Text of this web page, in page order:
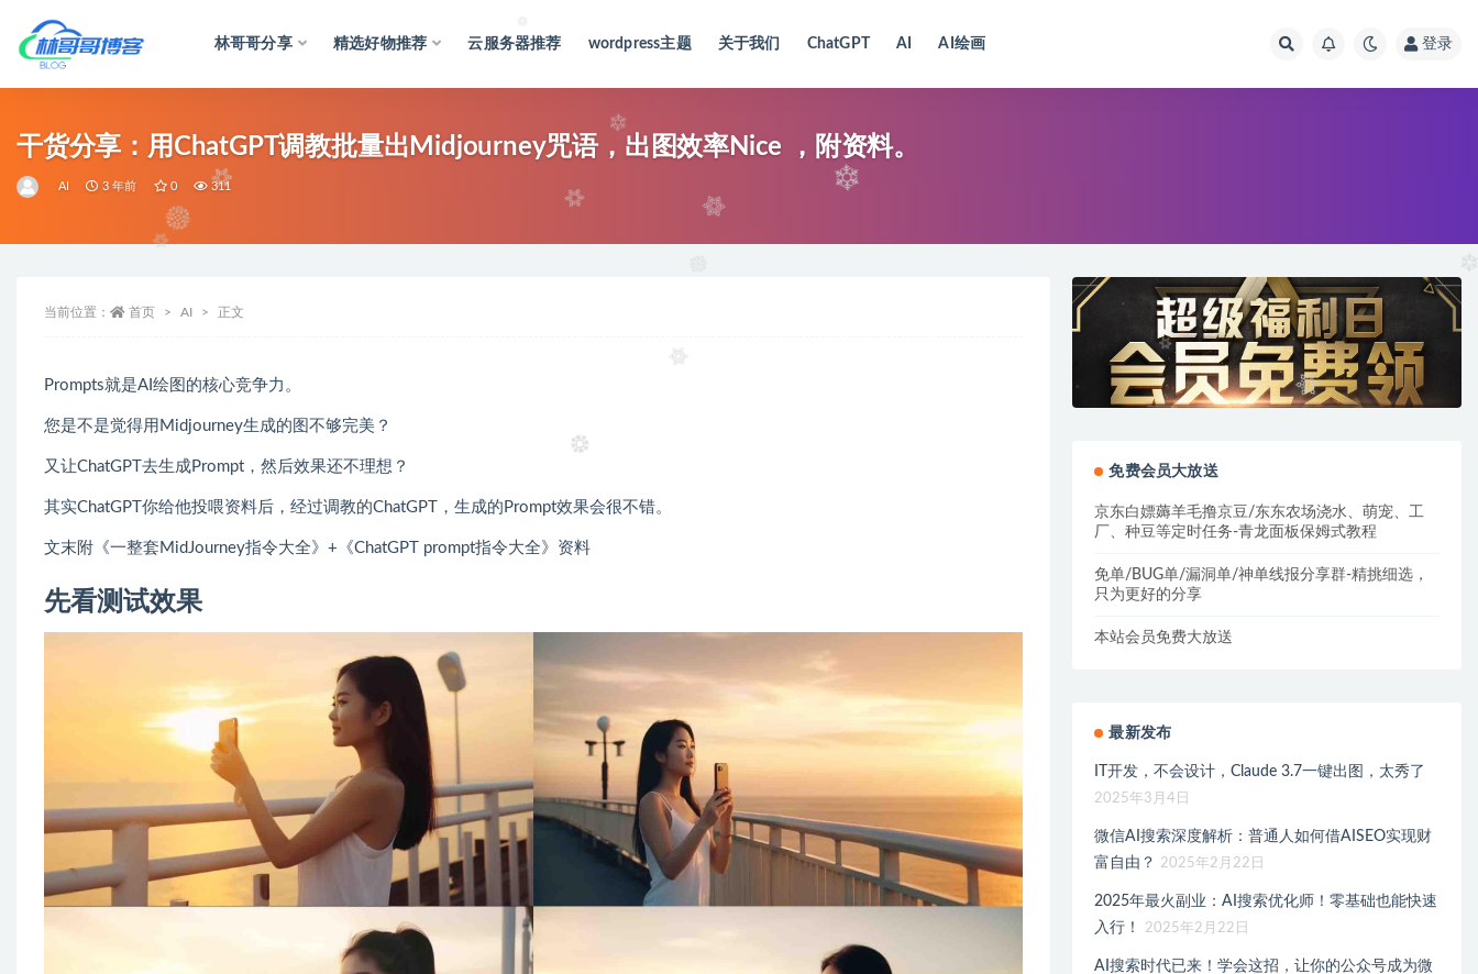
林哥哥分享 精选好物推荐 云服务器推荐 wordpress主题 关于我们 ChatGPT AI AI绘画 登录
干货分享：用ChatGPT调教批量出Midjourney咒语，出图效率Nice ，附资料。
AI 3 年前 0 311
当前位置： 首页 AI 正文
Prompts就是AI绘图的核心竞争力。
您是不是觉得用Midjourney生成的图不够完美？
又让ChatGPT去生成Prompt，然后效果还不理想？
其实ChatGPT你给他投喂资料后，经过调教的ChatGPT，生成的Prompt效果会很不错。
文末附《一整套MidJourney指令大全》+《ChatGPT prompt指令大全》资料
先看测试效果
免费会员大放送
京东白嫖薅羊毛撸京豆/东东农场浇水、萌宠、工
厂、种豆等定时任务-青龙面板保姆式教程
免单/BUG单/漏洞单/神单线报分享群-精挑细选，
只为更好的分享
本站会员免费大放送
最新发布
IT开发，不会设计，Claude 3.7一键出图，太秀了
2025年3月4日
微信AI搜索深度解析：普通人如何借AISEO实现财
富自由？
2025年2月22日
2025年最火副业：AI搜索优化师！零基础也能快速
入行！
2025年2月22日
AI搜索时代已来！学会这招，让你的公众号成为微